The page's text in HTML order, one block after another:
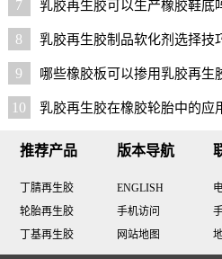
7 乳胶再生胶可以生产橡胶鞋底
8 乳胶再生胶制品软化剂选择技
9 哪些橡胶板可以掺用乳胶再生
10 乳胶再生胶在橡胶轮胎中的应
推荐产品
丁腈再生胶
轮胎再生胶
丁基再生胶
版本导航
ENGLISH
手机访问
网站地图